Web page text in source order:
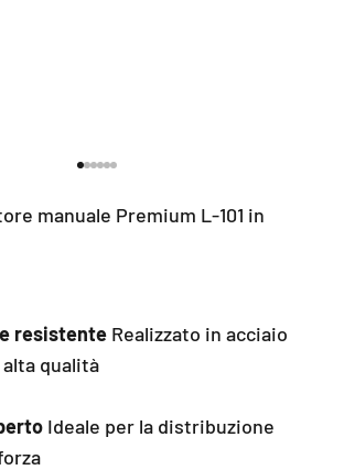
manuale Premium L-101 in
resistente Realizzato in acciaio
qualità
Ideale per la distribuzione